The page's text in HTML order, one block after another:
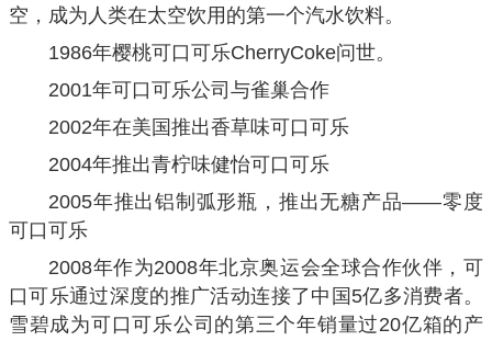
空，成为人类在太空饮用的第一个汽水饮料。
1986年樱桃可口可乐CherryCoke问世。
2001年可口可乐公司与雀巢合作
2002年在美国推出香草味可口可乐
2004年推出青柠味健怡可口可乐
2005年推出铝制弧形瓶，推出无糖产品——零度
可口可乐
2008年作为2008年北京奥运会全球合作伙伴，可
口可乐通过深度的推广活动连接了中国5亿多消费者。
雪碧成为可口可乐公司的第三个年销量过20亿箱的产